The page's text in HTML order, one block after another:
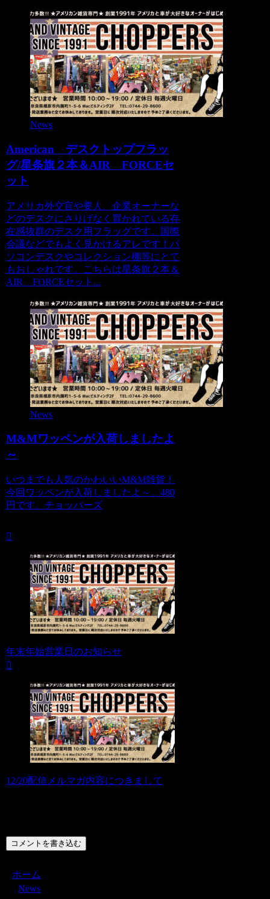
News
American デスクトップフラッ
グ/星条旗２本＆AIR FORCEセ
ット
アメリカ外交官や要人、企業オーナーな
どのデスクにさりげなく置かれている存
在感抜群のデスク用フラッグです。国際
会議などでもよく見かけるアレです！パ
ソコンデスクやコレクション棚等にとて
もおしゃれです。こちらは星条旗２本＆
AIR FORCEセット...
News
M&Mワッペンが入荷しましたよ
～
いつまでも人気のかわいいM&M雑貨！
今回ワッペンが入荷しましたよ～。480
円です。チョッパーズ
年末年始営業日のお知らせ
12/20配信メルマガ内容につきまして
コメントを書き込む
ホーム
News